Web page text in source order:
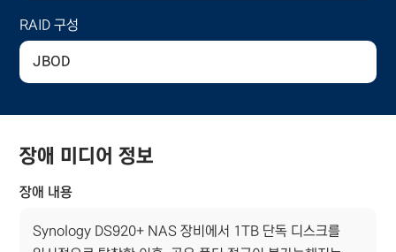
RAID 구성
JBOD
장애 미디어 정보
장애 내용
Synology DS920+ NAS 장비에서 1TB 단독 디스크를